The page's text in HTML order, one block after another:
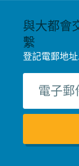
與大都會
繫
登記電郵地
郵
件